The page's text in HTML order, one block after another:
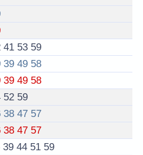
41 53 59
39 49 58
39 49 58
52 59
38 47 57
38 47 57
39 44 51 59